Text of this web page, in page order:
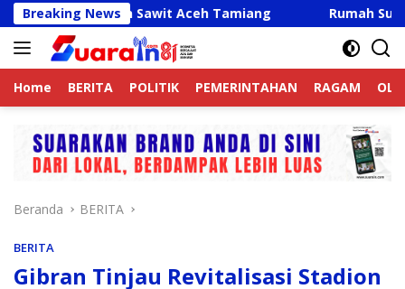
Langsung
ke
konten
Breaking News
Sawit Aceh Tamiang Rumah Sunardi dan
Home BERITA POLITIK PEMERINTAHAN RAGAM
Beranda BERITA
BERITA
Gibran Tinjau Revitalisasi Stadion